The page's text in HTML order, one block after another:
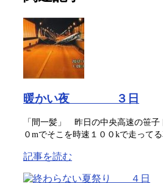
暖かい夜 ３日
「間一髪」 昨日の中央高速の笹
０mでそこを時速１００kで走って
記事を読む